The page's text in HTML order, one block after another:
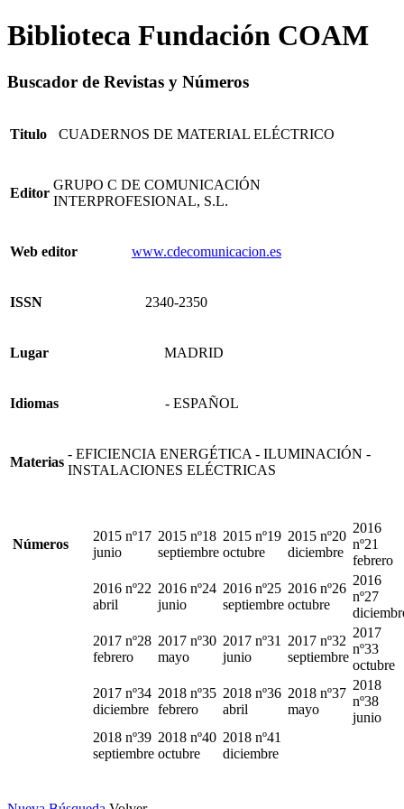
Biblioteca Fundación COAM
Buscador de Revistas y Números
Titulo CUADERNOS DE MATERIAL ELÉCTRICO
Editor
GRUPO C DE COMUNICACIÓN
INTERPROFESIONAL, S.L.
Web editor www.cdecomunicacion.es
ISSN 2340-2350
Lugar MADRID
Idiomas - ESPAÑOL
Materias
- EFICIENCIA ENERGÉTICA - ILUMINACIÓN -
INSTALACIONES ELÉCTRICAS
Números
2015 nº17
junio
2015 nº18
septiembre
2015 nº19
octubre
2015 nº20
diciembre
2016
nº21
febrero
2016 nº22
abril
2016 nº24
junio
2016 nº25
septiembre
2016 nº26
octubre
2016
nº27
2017 nº28
febrero
2017 nº30
mayo
2017 nº31
junio
2017 nº32
septiembre
2017
nº33
octubre
2017 nº34
diciembre
2018 nº35
febrero
2018 nº36
abril
2018 nº37
mayo
2018
nº38
junio
2018 nº39
septiembre
2018 nº40
octubre
2018 nº41
diciembre